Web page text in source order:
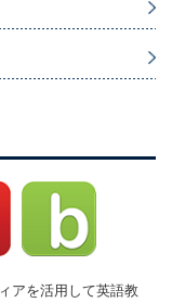
アを活用して英語教